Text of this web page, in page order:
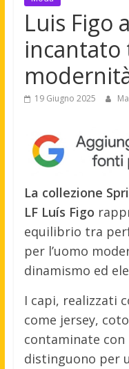
Luis Figo
19 Giugno 2025
La collezione
LF Luís Figo
equilibrio tra
per l’uomo
dinamismo ed
I capi, realizzati
come jersey,
contaminate con
distinguono per